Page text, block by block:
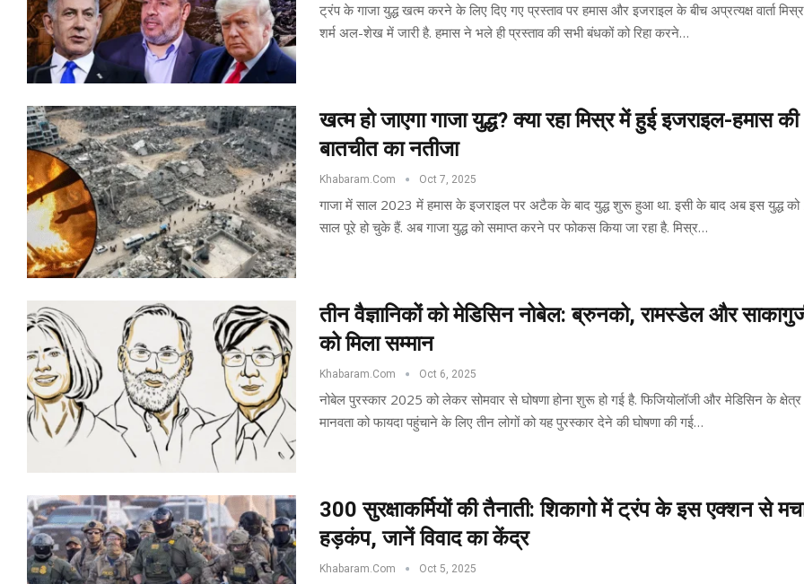
ट्रंप के गाजा युद्ध खत्म करने के लिए दिए गए प्रस्ताव पर हमास और इजराइल के बीच अप्रत्यक्ष वार्ता
शर्म अल-शेख में जारी है. हमास ने भले ही प्रस्ताव की सभी बंधकों को रिहा करने…
खत्म हो जाएगा गाजा युद्ध? क्या रहा मिस्र में हुई इजराइल-हमास की
बातचीत का नतीजा
Khabaram.Com Oct 7, 2025
गाजा में साल 2023 में हमास के इजराइल पर अटैक के बाद युद्ध शुरू हुआ था. इसी के बाद अब इस युद्ध को
साल पूरे हो चुके हैं. अब गाजा युद्ध को समाप्त करने पर फोकस किया जा रहा है. मिस्र…
तीन वैज्ञानिकों को मेडिसिन नोबेल: ब्रुनको, रामस्डेल और
को मिला सम्मान
Khabaram.Com Oct 6, 2025
नोबेल पुरस्कार 2025 को लेकर सोमवार से घोषणा होना शुरू हो गई है. फिजियोलॉजी और मेडिसिन के
मानवता को फायदा पहुंचाने के लिए तीन लोगों को यह पुरस्कार देने की घोषणा की गई…
300 सुरक्षाकर्मियों की तैनाती: शिकागो में ट्रंप के इस एक्शन से
हड़कंप, जानें विवाद का केंद्र
Khabaram.Com Oct 5, 2025